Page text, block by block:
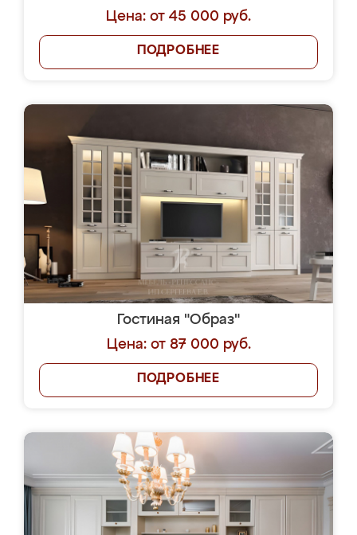
Цена: от 45 000 руб.
ПОДРОБНЕЕ
Гостиная "Образ"
Цена: от 87 000 руб.
ПОДРОБНЕЕ